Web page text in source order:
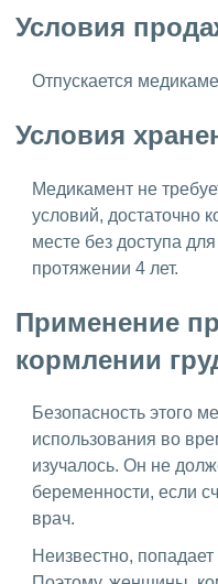
Условия
Отпускается
Условия
Медикамент не
условий, достаточно
месте без доступа
протяжении 4 лет.
Применение
кормлении
Безопасность этого
использования во
изучалось. Он не
беременности, если
врач.
Неизвестно,